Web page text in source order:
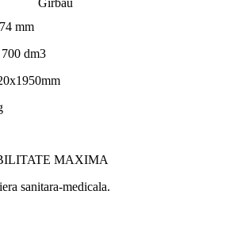
mm
700 dm3
MAXIMA
sanitara-medicala.